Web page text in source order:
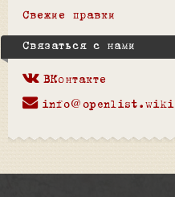
Свежие правки
Связаться с нами
ВКонтакте
info@openlist.wiki